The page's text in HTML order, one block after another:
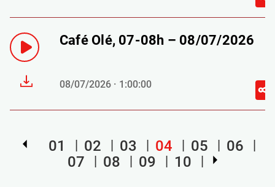
Café Olé, 07-08h – 08/07/2026
08/07/2026 · 1:00:00
01 02 03 04 05
06
07
08 09 10